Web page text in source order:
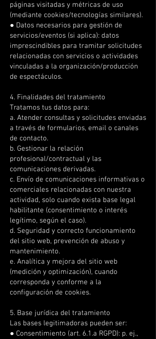
páginas visitadas y métricas de uso
(mediante cookies/tecnologías similares).
● Datos necesarios para gestión de
servicios/eventos (si aplica): datos
imprescindibles para tramitar solicitudes
relacionadas con servicios o actividades
vinculadas a la organización/producción
de espectáculos.
4. Finalidades del tratamiento
Tratamos tus datos para:
a. Atender consultas y solicitudes enviadas
a través de formularios, email o canales
de contacto.
b. Gestionar la relación
profesional/contractual y las
comunicaciones derivadas.
c. Envío de comunicaciones informativas o
comerciales relacionadas con nuestra
actividad, solo cuando exista base legal
habilitante (consentimiento o interés
legítimo, según el caso).
d. Seguridad y correcto funcionamiento
del sitio web, prevención de abuso y
mantenimiento.
e. Analítica y mejora del sitio web
(medición y optimización), cuando
corresponda y conforme a la
configuración de cookies.
5. Base jurídica del tratamiento
Las bases legitimadoras pueden ser:
● Consentimiento (art. 6.1.a RGPD): p. ej.,